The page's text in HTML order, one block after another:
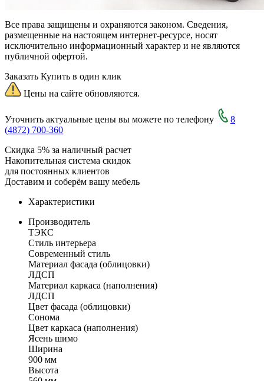
Все права защищены и охраняются законом. Сведения,
размещенные на настоящем интернет-ресурсе, носят
исключительно информационный характер и не являются
публичной офертой.
Заказать Купить в один клик
Цены на сайте обновляются.
Уточнить актуальные цены вы можете по телефону
8
(4872) 700-360
Скидка 5% за наличный расчет
Накопительная система скидок
для постоянных клиентов
Доставим и соберём вашу мебель
Характеристики
Производитель
ТЭКС
Стиль интерьера
Современный стиль
Материал фасада (облицовки)
ЛДСП
Материал каркаса (наполнения)
ЛДСП
Цвет фасада (облицовки)
Сонома
Цвет каркаса (наполнения)
Ясень шимо
Ширина
900 мм
Высота